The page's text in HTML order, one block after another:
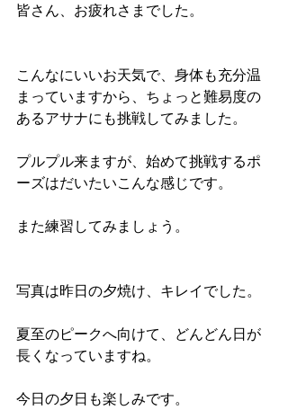
皆さん、お疲れさまでした。
こんなにいいお天気で、身体も充分温
まっていますから、ちょっと難易度の
あるアサナにも挑戦してみました。
プルプル来ますが、始めて挑戦するポ
ーズはだいたいこんな感じです。
また練習してみましょう。
写真は昨日の夕焼け、キレイでした。
夏至のピークへ向けて、どんどん日が
長くなっていますね。
今日の夕日も楽しみです。